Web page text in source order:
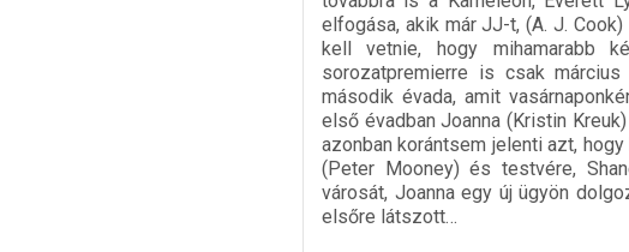
elfogása, akik már JJ-t, (A. J.
kell vetnie, hogy mihamarabb
sorozatpremierre is csak
második évada, amit
első évadban Joanna (Kristin
azonban korántsem jelenti azt,
(Peter Mooney) és testvére,
városát, Joanna egy új ügyön
elsőre látszott…